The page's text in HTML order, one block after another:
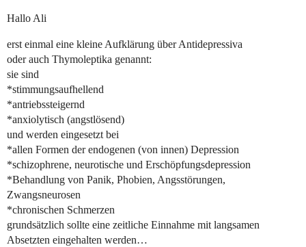
Hallo Ali
erst einmal eine kleine Aufklärung über Antidepressiva
oder auch Thymoleptika genannt:
sie sind
*stimmungsaufhellend
*antriebssteigernd
*anxiolytisch (angstlösend)
und werden eingesetzt bei
*allen Formen der endogenen (von innen) Depression
*schizophrene, neurotische und Erschöpfungsdepression
*Behandlung von Panik, Phobien, Angsstörungen,
Zwangsneurosen
*chronischen Schmerzen
grundsätzlich sollte eine zeitliche Einnahme mit langsamen
Absetzten eingehalten werden…